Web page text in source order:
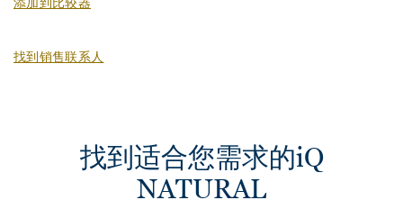
找到销售联系人
找到适合您需求的iQ
NATURAL